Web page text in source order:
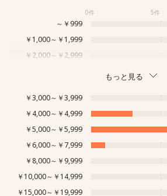
0件 5件
～￥999
￥1,000～￥1,999
￥2,000～￥2,999
もっと見る
￥3,000～￥3,999
￥4,000～￥4,999
￥5,000～￥5,999
￥6,000～￥7,999
￥8,000～￥9,999
￥10,000～￥14,999
￥15,000～￥19,999